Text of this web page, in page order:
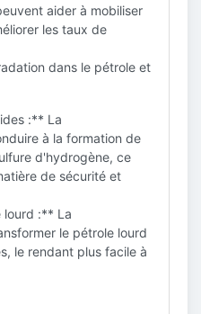
aider à mobiliser
les taux de
dans le pétrole et
:** La
à la formation de
d'hydrogène, ce
de sécurité et
lourd :** La
le pétrole lourd
le rendant plus facile à